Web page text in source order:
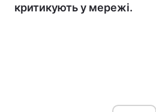
критикують у мережі.